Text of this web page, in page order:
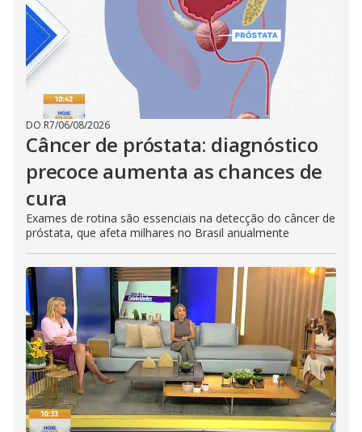
DO R7/06/08/2026
Câncer de próstata: diagnóstico
precoce aumenta as chances de
cura
Exames de rotina são essenciais na detecção do câncer de
próstata, que afeta milhares no Brasil anualmente